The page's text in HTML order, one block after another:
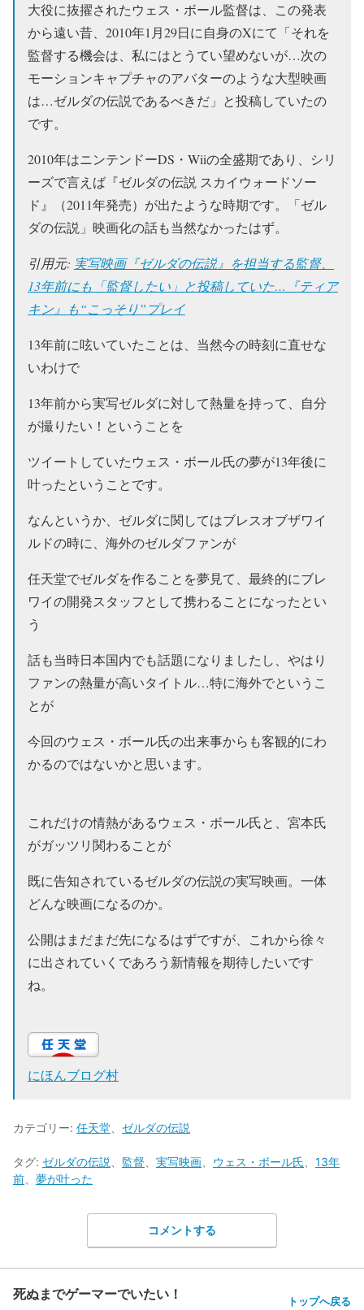
大役に抜擢されたウェス・ボール監督は、この発表
から遠い昔、2010年1月29日に自身のXにて「それを
監督する機会は、私にはとうてい望めないが…次の
モーションキャプチャのアバターのような大型映画
は…ゼルダの伝説であるべきだ」と投稿していたの
です。
2010年はニンテンドーDS・Wiiの全盛期であり、シリ
ーズで言えば『ゼルダの伝説 スカイウォードソー
ド』（2011年発売）が出たような時期です。「ゼル
ダの伝説」映画化の話も当然なかったはず。
引用元: 実写映画『ゼルダの伝説』を担当する監督、
13年前にも「監督したい」と投稿していた…『ティア
キン』も“こっそり”プレイ
13年前に呟いていたことは、当然今の時刻に直せな
いわけで
13年前から実写ゼルダに対して熱量を持って、自分
が撮りたい！ということを
ツイートしていたウェス・ボール氏の夢が13年後に
叶ったということです。
なんというか、ゼルダに関してはブレスオブザワイ
ルドの時に、海外のゼルダファンが
任天堂でゼルダを作ることを夢見て、最終的にブレ
ワイの開発スタッフとして携わることになったとい
う
話も当時日本国内でも話題になりましたし、やはり
ファンの熱量が高いタイトル…特に海外でというこ
とが
今回のウェス・ボール氏の出来事からも客観的にわ
かるのではないかと思います。
これだけの情熱があるウェス・ボール氏と、宮本氏
がガッツリ関わることが
既に告知されているゼルダの伝説の実写映画。一体
どんな映画になるのか。
公開はまだまだ先になるはずですが、これから徐々
に出されていくであろう新情報を期待したいです
ね。
にほんブログ村
カテゴリー: 任天堂 ゼルダの伝説
タグ: ゼルダの伝説 監督 実写映画 ウェス・ボール氏
13年
前
夢が叶った
コメントする
死ぬまでゲーマーでいたい！ トップへ戻る